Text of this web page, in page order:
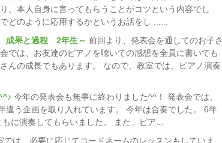
、本人自身に言ってもらうことがコツという内容でし
どのように応用するかというお話をし ......
成果と過程 2年生～ 前回より、発表会を通してのお子さ
では、お友達のピアノを聴いての感想を全員に書いても
んの成長でもあります。 なので、教室では、ピアノ演奏
今年の発表会も無事に終わりました^^！ 発表会では、
違う企画を取り入れています。 今年は合奏でした。 6年
に演奏してもらいました。 また、ピア...
では、必要に応じてコードネームのレッスンもしていま